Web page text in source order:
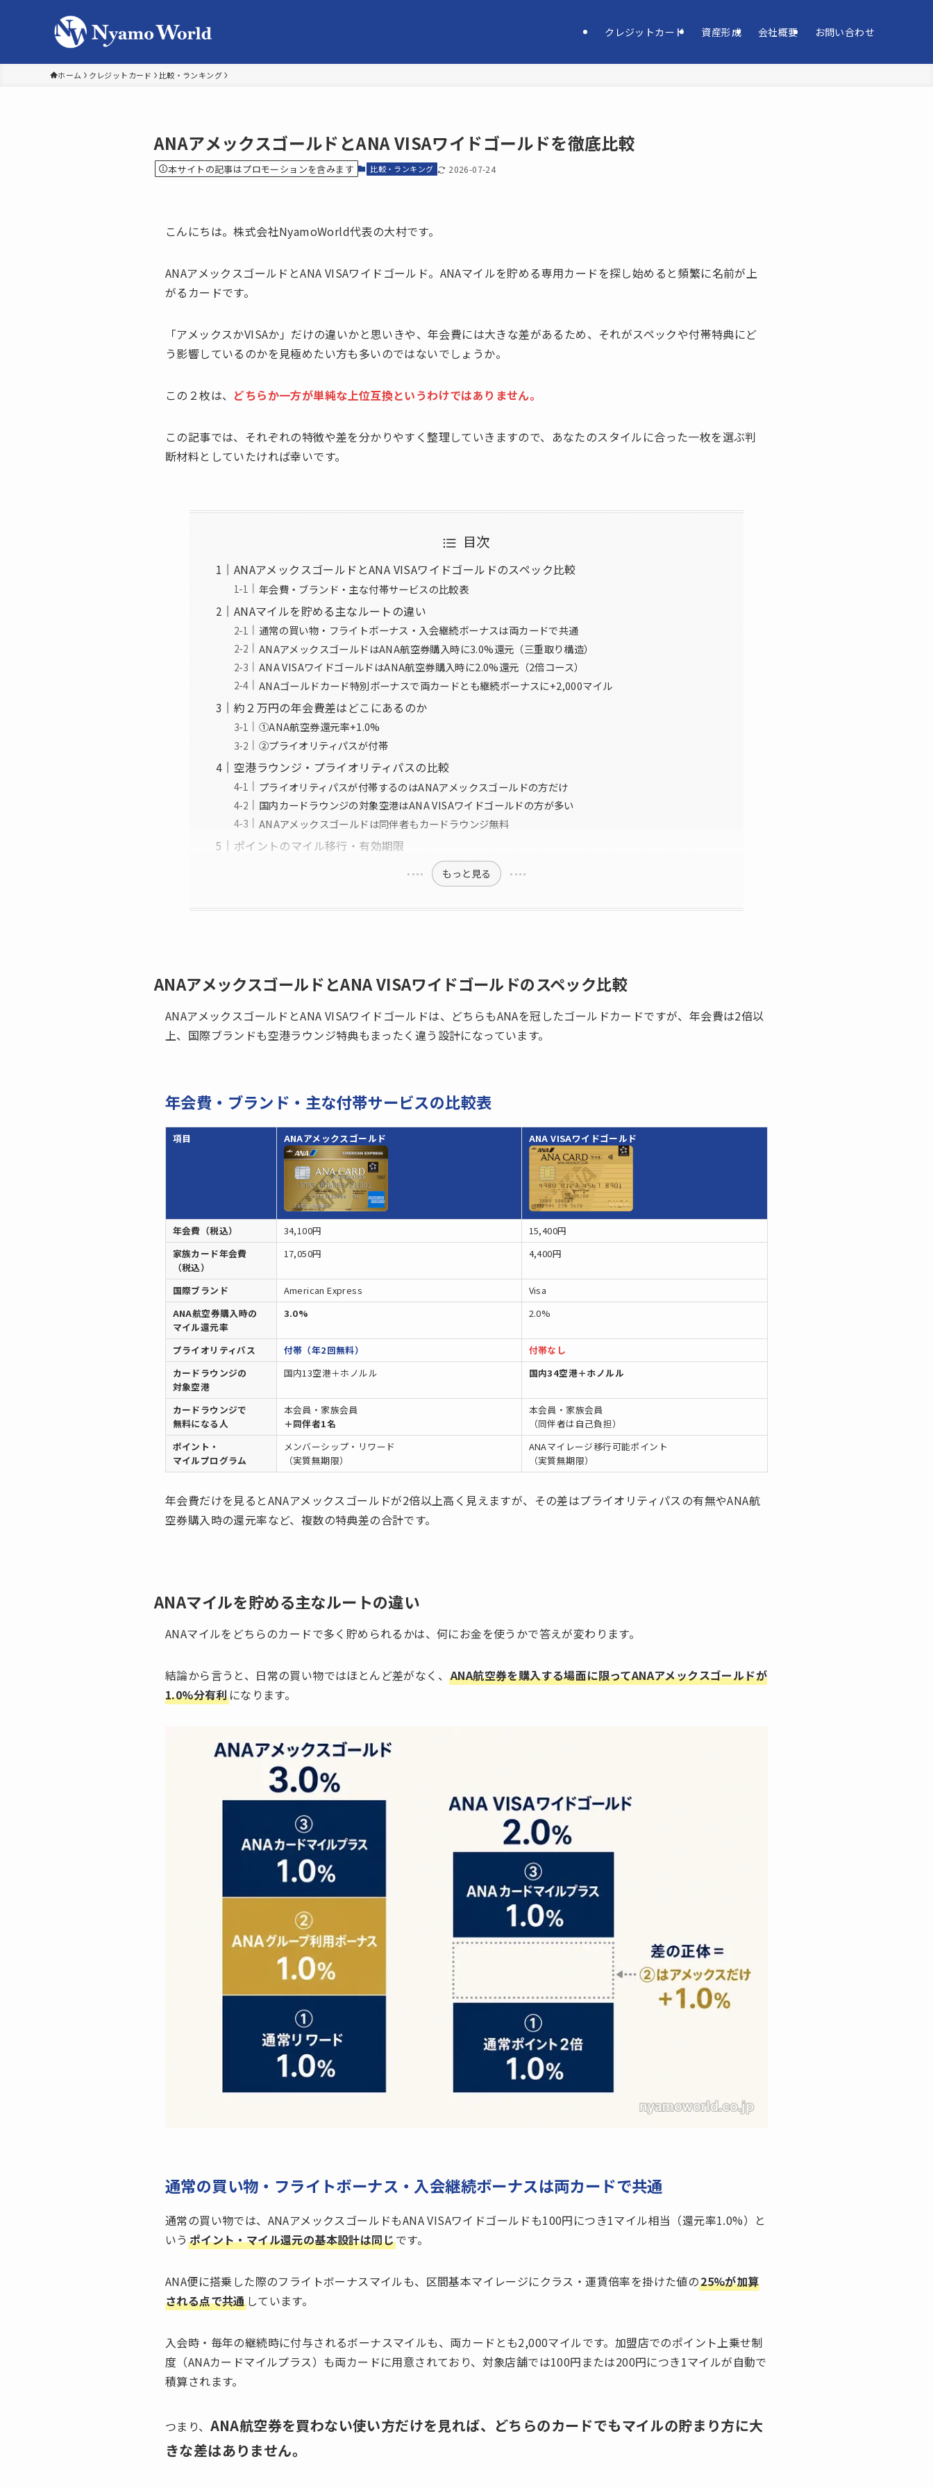
クレジットカード 資産形成 会社概要 お問い合わせ
ホーム クレジットカード 比較・ランキング
ANAアメックスゴールドとANA VISAワイドゴールドを徹底比較
本サイトの記事はプロモーションを含みます 比較・ランキング 2026-07-24
こんにちは。株式会社NyamoWorld代表の大村です。
ANAアメックスゴールドとANA VISAワイドゴールド。ANAマイルを貯める専用カードを探し始めると頻繁に名前が上
がるカードです。
「アメックスかVISAか」だけの違いかと思いきや、年会費には大きな差があるため、それがスペックや付帯特典にど
う影響しているのかを見極めたい方も多いのではないでしょうか。
この２枚は、 どちらか一方が単純な上位互換というわけではありません。
この記事では、それぞれの特徴や差を分かりやすく整理していきますので、あなたのスタイルに合った一枚を選ぶ判
断材料としていたければ幸いです。
目次
ANAアメックスゴールドとANA VISAワイドゴールドのスペック比較
年会費・ブランド・主な付帯サービスの比較表
ANAマイルを貯める主なルートの違い
通常の買い物・フライトボーナス・入会継続ボーナスは両カードで共通
ANAアメックスゴールドはANA航空券購入時に3.0%還元（三重取り構造）
ANA VISAワイドゴールドはANA航空券購入時に2.0%還元（2倍コース）
ANAゴールドカード特別ボーナスで両カードとも継続ボーナスに+2,000マイル
約２万円の年会費差はどこにあるのか
①ANA航空券還元率+1.0%
②プライオリティパスが付帯
空港ラウンジ・プライオリティパスの比較
プライオリティパスが付帯するのはANAアメックスゴールドの方だけ
国内カードラウンジの対象空港はANA VISAワイドゴールドの方が多い
ANAアメックスゴールドは同伴者もカードラウンジ無料
ポイントのマイル移行・有効期限
もっと見る
ANAアメックスゴールドとANA VISAワイドゴールドのスペック比較
ANAアメックスゴールドとANA VISAワイドゴールドは、どちらもANAを冠したゴールドカードですが、年会費は2倍以
上、国際ブランドも空港ラウンジ特典もまったく違う設計になっています。
年会費・ブランド・主な付帯サービスの比較表
項目 ANAアメックスゴールド ANA VISAワイドゴールド
年会費（税込） 34,100円
15,400円
家族カード年会費
（税込）
17,050円 4,400円
国際ブランド American Express
Visa
ANA航空券購入時の
マイル還元率
3.0% 2.0%
プライオリティパス 付帯（年2回無料）
付帯なし
カードラウンジの
対象空港
国内13空港＋ホノルル 国内34空港＋ホノルル
カードラウンジで
無料になる人
本会員・家族会員
＋同伴者1名
本会員・家族会員
（同伴者は自己負担）
ポイント・
マイルプログラム
メンバーシップ・リワード
（実質無期限）
ANAマイレージ移行可能ポイント
（実質無期限）
年会費だけを見るとANAアメックスゴールドが2倍以上高く見えますが、その差はプライオリティパスの有無やANA航
空券購入時の還元率など、複数の特典差の合計です。
ANAマイルを貯める主なルートの違い
ANAマイルをどちらのカードで多く貯められるかは、何にお金を使うかで答えが変わります。
結論から言うと、日常の買い物ではほとんど差がなく、 ANA航空券を購入する場面に限ってANAアメックスゴールドが
1.0%分有利になります。
通常の買い物・フライトボーナス・入会継続ボーナスは両カードで共通
通常の買い物では、ANAアメックスゴールドもANA VISAワイドゴールドも100円につき1マイル相当（還元率1.0%）と
いう ポイント・マイル還元の基本設計は同じです。
ANA便に搭乗した際のフライトボーナスマイルも、区間基本マイレージにクラス・運賃倍率を掛けた値の25%が加算
される点で共通しています。
入会時・毎年の継続時に付与されるボーナスマイルも、両カードとも2,000マイルです。加盟店でのポイント上乗せ制
度（ANAカードマイルプラス）も両カードに用意されており、対象店舗では100円または200円につき1マイルが自動で
積算されます。
つまり、 ANA航空券を買わない使い方だけを見れば、どちらのカードでもマイルの貯まり方に大
きな差はありません。